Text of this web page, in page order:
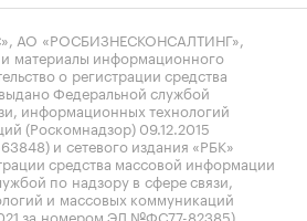
АО «РОСБИЗНЕСКОНСАЛТИНГ»,
материалы информационного
о регистрации средства
Федеральной службой
информационных технологий
(Роскомнадзор) 09.12.2015
и сетевого издания «РБК»
средства массовой информации
по надзору в сфере связи,
и массовых коммуникаций
за номером ЭЛ №ФС77-82385)